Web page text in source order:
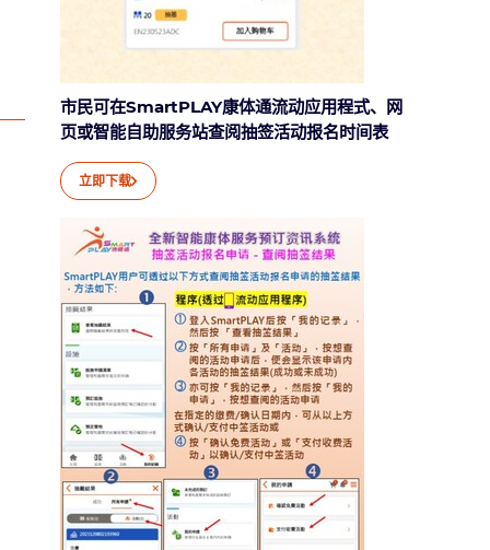
市民可在SmartPLAY康体通流动应用程式、网
页或智能自助服务站查阅抽签活动报名时间表
立即下载